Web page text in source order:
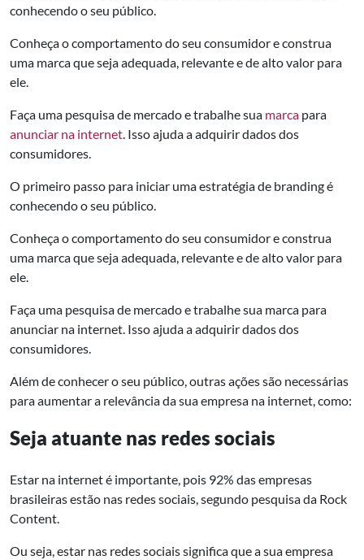
conhecendo o seu público.
Conheça o comportamento do seu consumidor e construa
uma marca que seja adequada, relevante e de alto valor para
ele.
Faça uma pesquisa de mercado e trabalhe sua marca para
anunciar na internet. Isso ajuda a adquirir dados dos
consumidores.
O primeiro passo para iniciar uma estratégia de branding é
conhecendo o seu público.
Conheça o comportamento do seu consumidor e construa
uma marca que seja adequada, relevante e de alto valor para
ele.
Faça uma pesquisa de mercado e trabalhe sua marca para
anunciar na internet. Isso ajuda a adquirir dados dos
consumidores.
Além de conhecer o seu público, outras ações são necessárias
para aumentar a relevância da sua empresa na internet, como:
Seja atuante nas redes sociais
Estar na internet é importante, pois 92% das empresas
brasileiras estão nas redes sociais, segundo pesquisa da Rock
Content.
Ou seja, estar nas redes sociais significa que a sua empresa